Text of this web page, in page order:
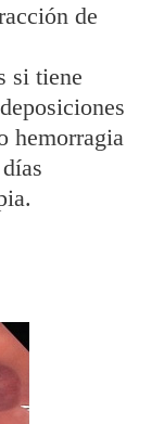
de
si tiene
hemorragia